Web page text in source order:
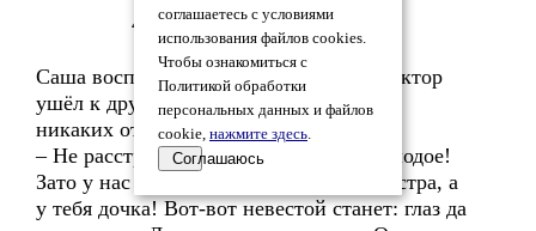
4
Саша воспринял новость о том, что Виктор
ушёл к другой, сдержанно, не проявил
никаких отрицательных эмоций.
– Не расстраивайся, мать. Его дело молодое!
Зато у нас есть вон какая красавица-сестра, а
у тебя дочка! Вот-вот невестой станет: глаз да
соглашаетесь с условиями
использования файлов cookies.
Чтобы ознакомиться с
Политикой обработки
персональных данных и файлов
cookie, нажмите здесь.
Соглашаюсь